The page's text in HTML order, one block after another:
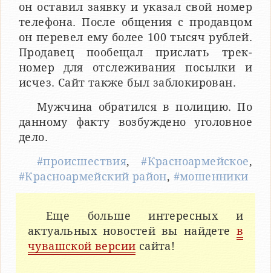
он оставил заявку и указал свой номер
телефона. После общения с продавцом
он перевел ему более 100 тысяч рублей.
Продавец пообещал прислать трек-
номер для отслеживания посылки и
исчез. Сайт также был заблокирован.
Мужчина обратился в полицию. По
данному факту возбуждено уголовное
дело.
#происшествия,#Красноармейское,
#Красноармейский район, #мошенники
Еще больше интересных и
актуальных новостей вы найдете в
чувашской версии сайта!